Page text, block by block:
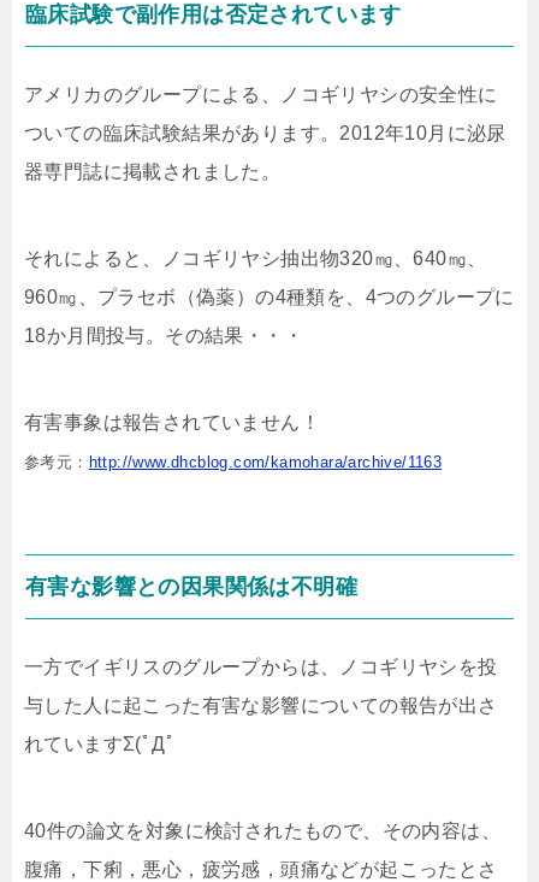
臨床試験で副作用は否定されています
アメリカのグループによる、ノコギリヤシの安全性に
ついての臨床試験結果があります。2012年10月に泌尿
器専門誌に掲載されました。
それによると、ノコギリヤシ抽出物320㎎、640㎎、
960㎎、プラセボ（偽薬）の4種類を、4つのグループに
18か月間投与。その結果・・・
有害事象は報告されていません！
参考元： http://www.dhcblog.com/kamohara/archive/1163
有害な影響との因果関係は不明確
一方でイギリスのグループからは、ノコギリヤシを投
与した人に起こった有害な影響についての報告が出さ
れていますΣ(ﾟДﾟ
40件の論文を対象に検討されたもので、その内容は、
腹痛，下痢，悪心，疲労感，頭痛などが起こったとさ